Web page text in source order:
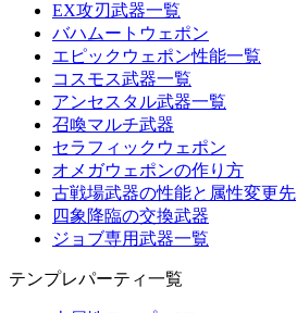
EX攻刃武器一覧
バハムートウェポン
エピックウェポン性能一覧
コスモス武器一覧
アンセスタル武器一覧
召喚マルチ武器
セラフィックウェポン
オメガウェポンの作り方
古戦場武器の性能と属性変更先
四象降臨の交換武器
ジョブ専用武器一覧
テンプレパーティ一覧